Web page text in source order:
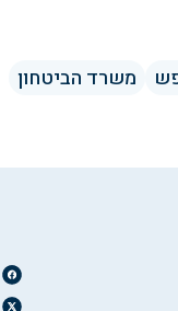
משרד הביטחון